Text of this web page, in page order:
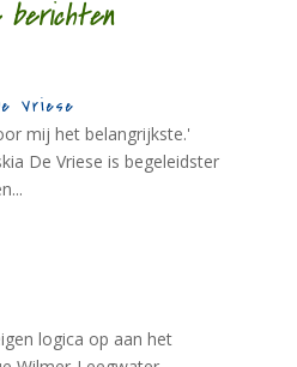
Vriese
mij het belangrijkste.'
De Vriese is begeleidster
logica op aan het